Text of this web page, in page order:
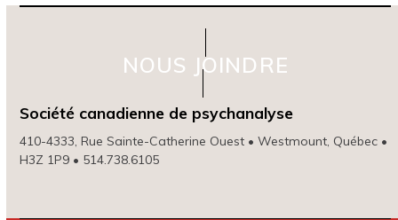
NOUS JOINDRE
Société canadienne de psychanalyse
410-4333, Rue Sainte-Catherine Ouest • Westmount, Québec •
H3Z 1P9 • 514.738.6105